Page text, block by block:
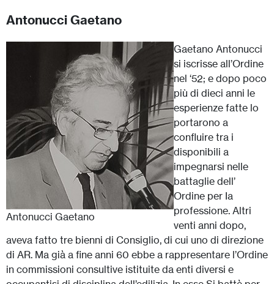
Antonucci Gaetano
Antonucci Gaetano
Gaetano Antonucci
si iscrisse all’Ordine
nel ‘52; e dopo poco
più di dieci anni le
esperienze fatte lo
portarono a
confluire tra i
disponibili a
impegnarsi nelle
battaglie dell’
Ordine per Ia
professione. Altri
venti anni dopo,
aveva fatto tre bienni di Consiglio, di cui uno di direzione
di AR. Ma già a fine anni 60 ebbe a rappresentare l’Ordine
in commissioni consultive istituite da enti diversi e